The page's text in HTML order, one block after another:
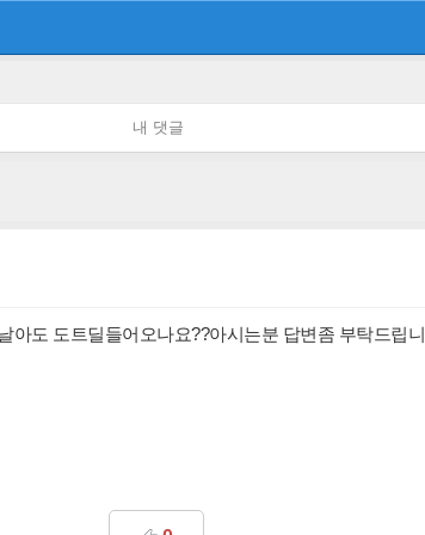
내 댓글
도 도트딜들어오나요??아시는분 답변좀 부탁드립니